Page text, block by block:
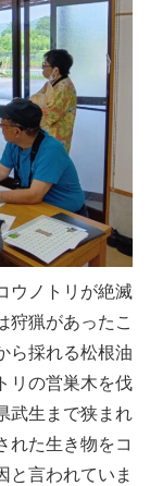
ウノトリが絶滅
狩猟があったこ
ら採れる松根油
リの営巣木を伐
武生まで狭まれ
れた生き物をコ
と言われていま